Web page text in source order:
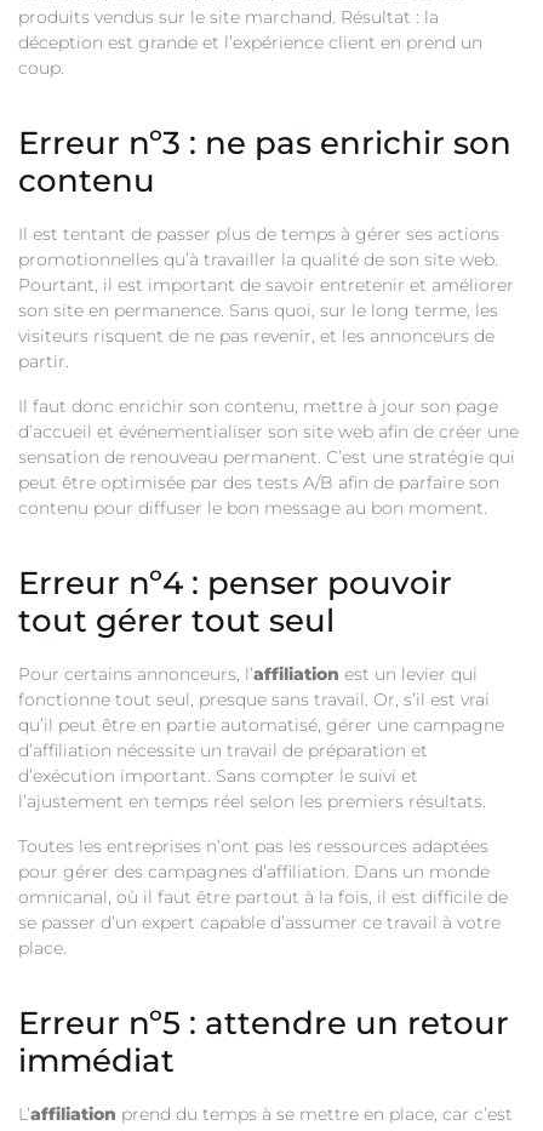
produits vendus sur le site marchand. Résultat : la
déception est grande et l’expérience client en prend un
coup.
Erreur nº3 : ne pas enrichir son
contenu
Il est tentant de passer plus de temps à gérer ses actions
promotionnelles qu’à travailler la qualité de son site web.
Pourtant, il est important de savoir entretenir et améliorer
son site en permanence. Sans quoi, sur le long terme, les
visiteurs risquent de ne pas revenir, et les annonceurs de
partir.
Il faut donc enrichir son contenu, mettre à jour son page
d’accueil et événementialiser son site web afin de créer une
sensation de renouveau permanent. C’est une stratégie qui
peut être optimisée par des tests A/B afin de parfaire son
contenu pour diffuser le bon message au bon moment.
Erreur nº4 : penser pouvoir
tout gérer tout seul
Pour certains annonceurs, l’affiliation est un levier qui
fonctionne tout seul, presque sans travail. Or, s’il est vrai
qu’il peut être en partie automatisé, gérer une campagne
d’affiliation nécessite un travail de préparation et
d’exécution important. Sans compter le suivi et
l’ajustement en temps réel selon les premiers résultats.
Toutes les entreprises n’ont pas les ressources adaptées
pour gérer des campagnes d’affiliation. Dans un monde
omnicanal, où il faut être partout à la fois, il est difficile de
se passer d’un expert capable d’assumer ce travail à votre
place.
Erreur nº5 : attendre un retour
immédiat
L’affiliation prend du temps à se mettre en place, car c’est